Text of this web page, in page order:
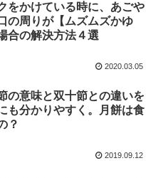
をかけている時に、あごや
の周りが【ムズムズかゆ
合の解決方法４選
2020.03.05
の意味と双十節との違いを
も分かりやすく。月餅は食
？
2019.09.12